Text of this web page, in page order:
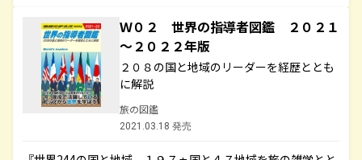
Ｗ０２ 世界の指導者図鑑 ２０２１
～２０２２年版
２０８の国と地域のリーダーを経歴ととも
に解説
旅の図鑑
2021.03.18 発売